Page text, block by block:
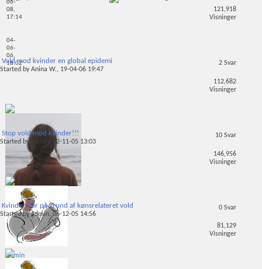
06-
08,
17:14
121,918
Visninger
04-
06-
06,
18:02
Vold mod kvinder en global epidemi
Started byAnina W., 19-04-06 19:47
2 Svar
112,682
Visninger
Anne
19-
04-
06,
23:50
Stop vold mod kvinder!!!
Started by admin , 22-11-05 13:03
10 Svar
146,956
Visninger
admin
Kvinder dør på grund af kønsrelateret vold
Started byadmin, 06-12-05 14:56
0 Svar
81,129
Visninger